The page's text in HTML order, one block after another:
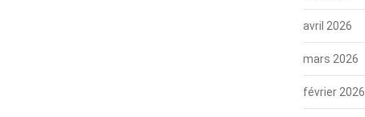
avril 2026
mars 2026
février 2026